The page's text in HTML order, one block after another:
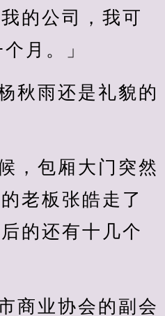
的公司，我可
月。」
秋雨还是礼貌的
，包厢大门突然
老板张皓走了
的还有十几个
商业协会的副会